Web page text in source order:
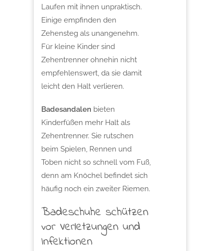
Laufen mit ihnen unpraktisch.
Einige empfinden den
Zehensteg als unangenehm.
Für kleine Kinder sind
Zehentrenner ohnehin nicht
empfehlenswert, da sie damit
leicht den Halt verlieren.
Badesandalen bieten
Kinderfüßen mehr Halt als
Zehentrenner. Sie rutschen
beim Spielen, Rennen und
Toben nicht so schnell vom Fuß,
denn am Knöchel befindet sich
häufig noch ein zweiter Riemen.
Badeschuhe schützen
vor Verletzungen und
Infektionen